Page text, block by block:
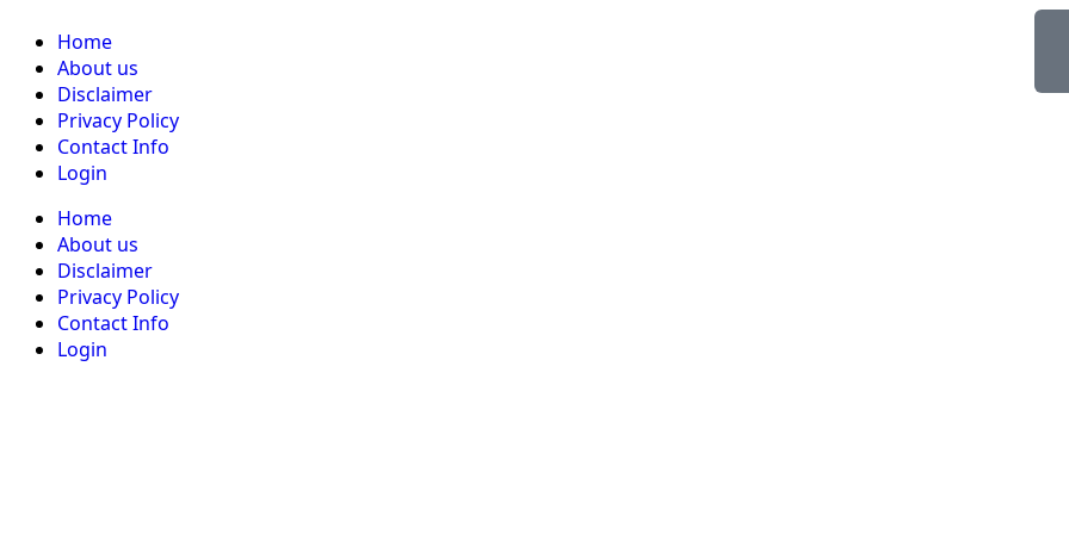
Home
About us
Disclaimer
Privacy Policy
Contact Info
Login
Home
About us
Disclaimer
Privacy Policy
Contact Info
Login